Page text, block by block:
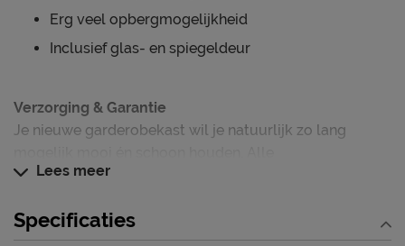
Erg veel opbergmogelijkheid
Inclusief glas- en spiegeldeur
Verzorging & Garantie
Je nieuwe garderobekast wil je natuurlijk zo lang
schoonmaakinstructies, evenals de garantie op de
om te weten’.
Lees meer
Specificaties